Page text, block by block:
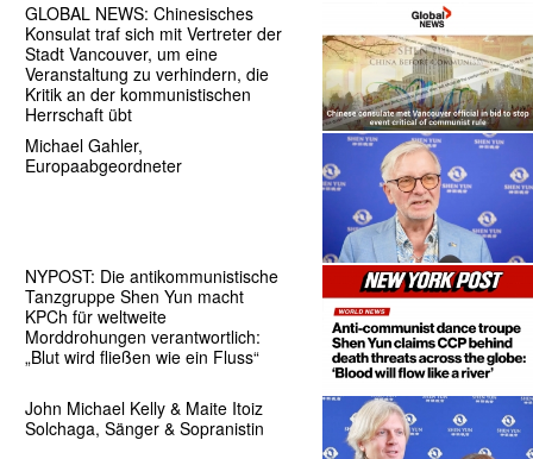
GLOBAL NEWS: Chinesisches
Konsulat traf sich mit Vertreter der
Stadt Vancouver, um eine
Veranstaltung zu verhindern, die
Kritik an der kommunistischen
Herrschaft übt
Michael Gahler,
Europaabgeordneter
NYPOST: Die antikommunistische
Tanzgruppe Shen Yun macht
KPCh für weltweite
Morddrohungen verantwortlich:
„Blut wird fließen wie ein Fluss“
John Michael Kelly & Maite Itoiz
Solchaga, Sänger & Sopranistin